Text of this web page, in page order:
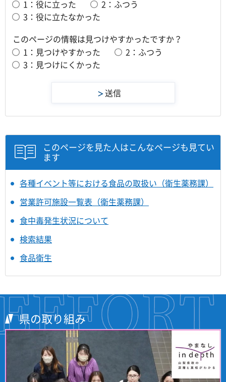
1：役に立った
2：ふつう
3：役に立たなかった
このページの情報は見つけやすかったですか？
1：見つけやすかった
2：ふつう
3：見つけにくかった
このページを見た人はこんなページも見てい
ます
各種イベント等における食品の取扱い（衛生薬務課）
営業許可施設一覧表（衛生薬務課）
食中毒発生状況について
検索結果
食品衛生
県の取り組み